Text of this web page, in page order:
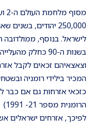
250,000 יהודים,
לישראל. בנוסף,
בשנות ה-90 כחלק
וצאצאיהם זכאים לקבל
המכיר בילידי רומניה
כזכאי אזרחות גם אם כבר
הרומנית מספר 21- 1991)
לפיכך, אזרחים ישראלים